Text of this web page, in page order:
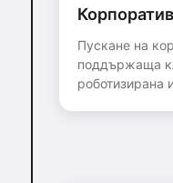
Пускане на
поддържаща
роботизирана